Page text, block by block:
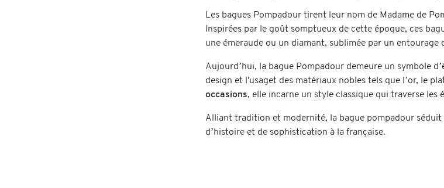
Les bagues Pompadour tirent leur nom de Madame de
Inspirées par le goût somptueux de cette époque, ces
une émeraude ou un diamant, sublimée par un
Aujourd’hui, la bague Pompadour demeure un symbole
design et l'usaget des matériaux nobles tels que l’or, le
occasions, elle incarne un style classique qui traverse les
Alliant tradition et modernité, la bague pompadour
d’histoire et de sophistication à la française.